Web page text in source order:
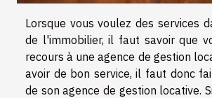
Lorsque vous voulez des services
de l'immobilier, il faut savoir que
recours à une agence de gestion
avoir de bon service, il faut donc
de son agence de gestion locative.